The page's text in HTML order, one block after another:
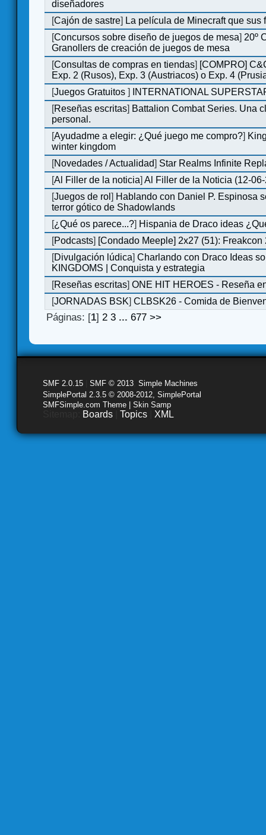
diseñadores
[Cajón de sastre] La película de Minecraft que sus
[Concursos sobre diseño de juegos de mesa] 20º
Granollers de creación de juegos de mesa
[Consultas de compras en tiendas] [COMPRO]
Exp. 2 (Rusos), Exp. 3 (Austriacos) o Exp. 4
[Juegos Gratuitos]
INTERNATIONAL
[Reseñas escritas] Battalion Combat Series. Una
personal.
[Ayudadme a elegir: ¿Qué juego me compro?]
winter kingdom
[Novedades / Actualidad] Star Realms Infinite
[Al Filler de la noticia]Al Filler de la Noticia (12-
[Juegos de rol] Hablando con Daniel P. Espinosa
terror gótico de Shadowlands
[¿Qué os parece...?] Hispania de Draco ideas
[Podcasts] [Condado Meeple] 2x27 (51): Freakcon
[Divulgación lúdica]Charlando con Draco Ideas
KINGDOMS | Conquista y estrategia
[Reseñas escritas]ONE HIT HEROES - Reseña
[JORNADAS BSK]CLBSK26 - Comida de
Páginas: [1]2 3 ...677 >>
SMF 2.0.15 SMF © 2013 Simple Machines
SimplePortal 2.3.5 © 2008-2012, SimplePortal
SMFSimple.com Theme | Skin Samp
Boards Topics XML